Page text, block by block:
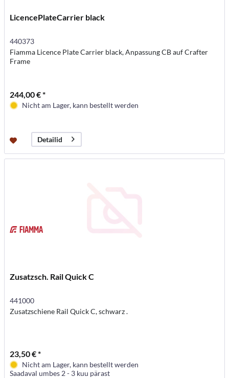
LicencePlateCarrier black
440373
Fiamma Licence Plate Carrier black, Anpassung CB auf Crafter
Frame
244,00 € *
Nicht am Lager, kann bestellt werden
Detailid
Zusatzsch. Rail Quick C
441000
Zusatzschiene Rail Quick C, schwarz .
23,50 € *
Nicht am Lager, kann bestellt werden
Saadaval umbes 2 - 3 kuu pärast